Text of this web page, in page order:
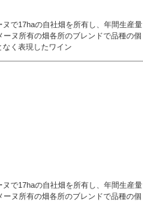
で17haの自社畑を所有し、年間生産量
ヌ所有の畑各所のブレンドで品種の個
く表現したワイン
で17haの自社畑を所有し、年間生産量
ヌ所有の畑各所のブレンドで品種の個